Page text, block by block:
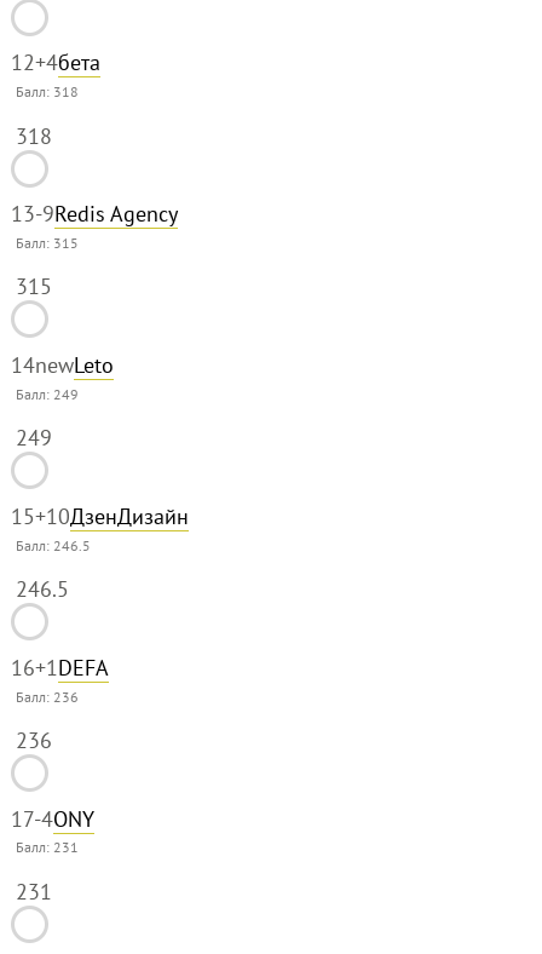
12+4бета
Балл: 318
318
13-9Redis Agency
Балл: 315
315
14newLeto
Балл: 249
249
15+10ДзенДизайн
Балл: 246.5
246.5
16+1DEFA
Балл: 236
236
17-4ONY
Балл: 231
231